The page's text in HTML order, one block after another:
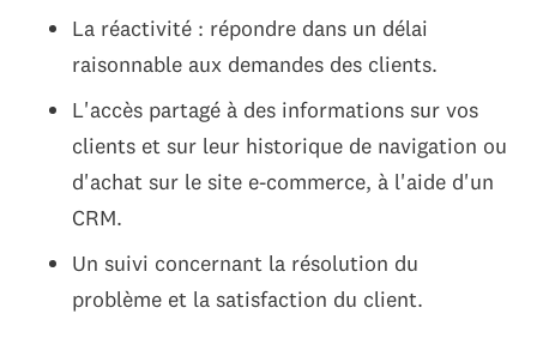
La réactivité : répondre dans un délai
raisonnable aux demandes des clients.
L'accès partagé à des informations sur vos
clients et sur leur historique de navigation ou
d'achat sur le site e-commerce, à l'aide d'un
CRM.
Un suivi concernant la résolution du
problème et la satisfaction du client.